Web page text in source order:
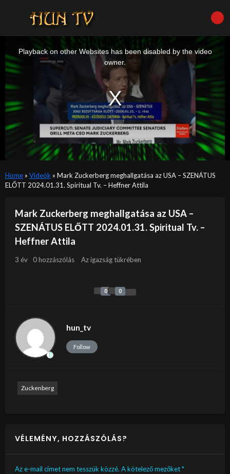
modal
window.
Playback on other Websites has been disabled by the video
owner.
Home» Videók » Mark Zuckerberg meghallgatása az USA – SZENÁTUS
ELŐTT 2024.01.31. Spiritual Tv. – Heffner Attila
Mark Zuckerberg meghallgatása az USA –
SZENÁTUS ELŐTT 2024.01.31. Spiritual Tv. –
Heffner Attila
3 év 0 hozzászólás Az igazság tükrében
0 0
hun_tv
Follow
Zuckenberg
VÉLEMÉNY, HOZZÁSZÓLÁS?
Az e-mail címet nem tesszük közzé. A kötelező mezőket*